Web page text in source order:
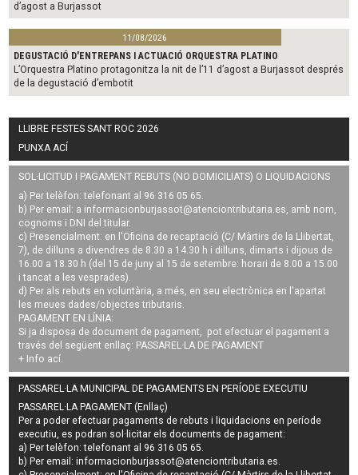
d’agost a Burjassot
11/08/2026
DEGUSTACIÓ D'ENTREPANS I ACTUACIÓ ORQUESTRA PLATINO
L’Orquestra Platino protagonitza la nit de l’11 d’agost a Burjassot després
de la degustació d’embotit
LLIBRE FESTES SANT ROC 2026
PUNXA ACÍ
SOL·LICITUD I PAGAMENT REBUTS (NO DOMICILIATS) O LIQUIDACIONS
a) Per telèfon: telefonant al 96 316 05 65.
b) Per email: a informacionburjassot@atenciontributaria.es, amb nom,
cognoms i DNI del titular.
c) Presencialment: en l'Oficina de recaptació (C/ Màrtirs de la Llibertat,
7), de dilluns a divendres de 8.30 a 14.30 h i dilluns, dimarts i dijous de
16.00 a 18.30 h (del 15 de juny al 15 de setembre: horari de 8.00 a 15.00
i tancat a les vesprades).
d) Per als rebuts en voluntària, a més, en seu electrònica en l'apartat
les meues dades/objectes tributaris.
PAGAMENT EN LÍNIA:
Si ja disposa de document de pagament, pot efectuar el pagament a
través del següent enllaç: PASSAREL·LA DE PAGAMENT
+ Info ací.
PASSAREL·LA MUNICIPAL DE PAGAMENTS EN PERÍODE EXECUTIU
PASSAREL·LA PAGAMENT (Enllaç)
Per a poder efectuar pagaments derebuts i liquidacions en període
executiu, es podran sol·licitar els documents de pagament:
a) Per telèfon: telefonant al 96 316 05 65.
b) Per email:informacionburjassot@atenciontributaria.es.